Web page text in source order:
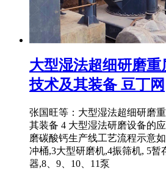
大型湿法超细研磨
技术及其装备 豆丁网
张国旺等：大型湿法超细研磨
其装备 4 大型湿法研磨设备的
磨碳酸钙生产线工艺流程示意
冲桶,3大型研磨机,4振筛机, 5暂
器,8、9、10、11泵